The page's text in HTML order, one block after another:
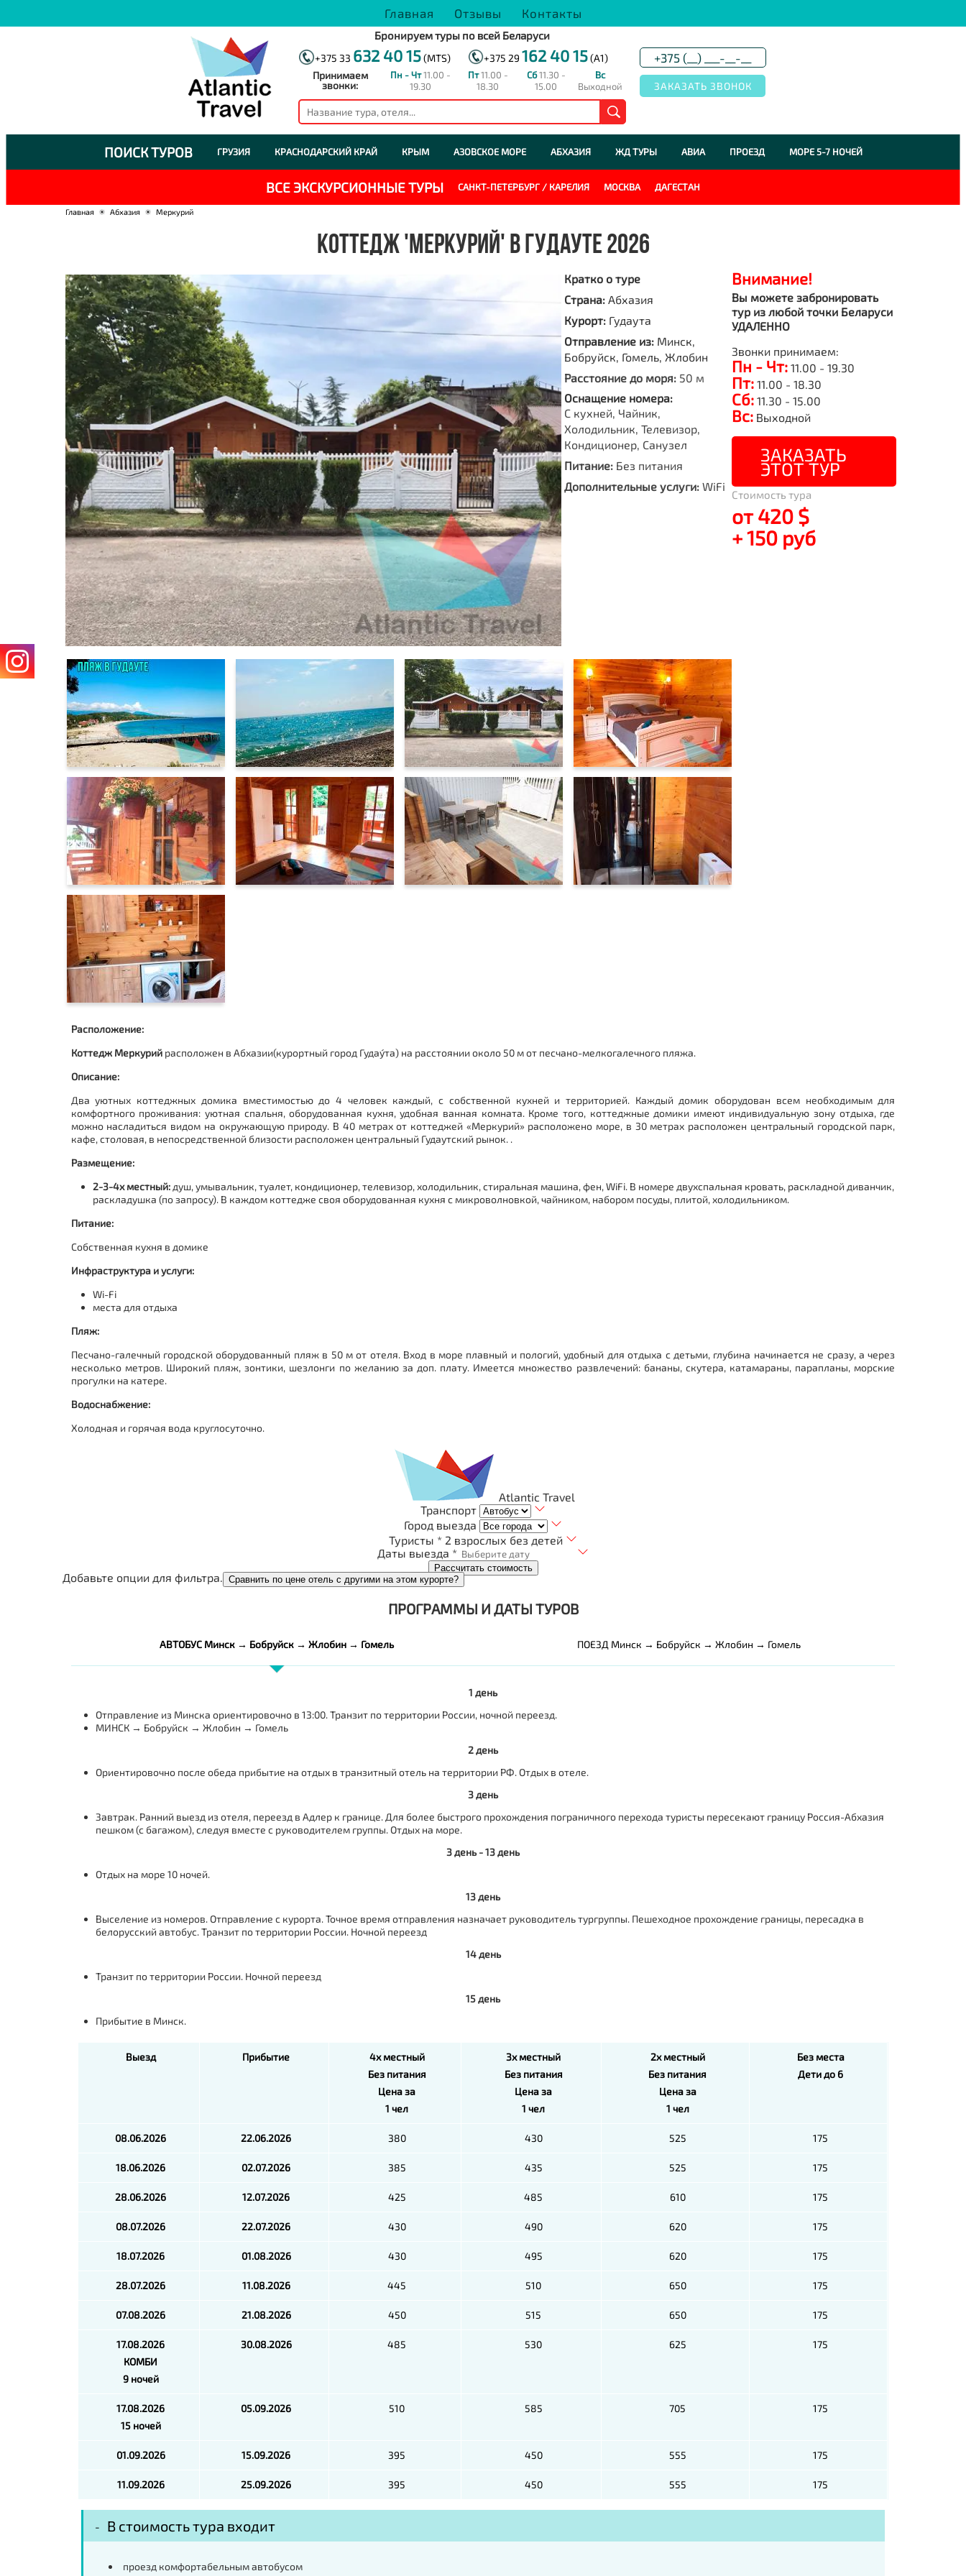
Главная Отзывы Контакты
Бронируем туры по всей Беларуси
+375 33 632 40 15(MTS) +375 29 162 40 15(A1)
Принимаем
звонки:
Пн - Чт11.00 -
19.30
Пт11.00 -
18.30
Сб11.30 -
15.00
Вс
Выходной
ПОИСК ТУРОВ ГРУЗИЯ КРАСНОДАРСКИЙ КРАЙ КРЫМ АЗОВСКОЕ МОРЕ АБХАЗИЯ ЖД ТУРЫ АВИА ПРОЕЗД МОРЕ 5-7 НОЧЕЙ
ВСЕ ЭКСКУРСИОННЫЕ ТУРЫ САНКТ-ПЕТЕРБУРГ / КАРЕЛИЯ МОСКВА ДАГЕСТАН
Главная ☀ Абхазия ☀ Меркурий
КОТТЕДЖ 'МЕРКУРИЙ' В ГУДАУТЕ 2026
Кратко о туре
Страна: Абхазия
Курорт: Гудаута
Отправление из: Минск,
Бобруйск, Гомель, Жлобин
Расстояние до моря:50 м
Оснащение номера:
С кухней, Чайник,
Холодильник, Телевизор,
Кондиционер, Санузел
Питание:Без питания
Дополнительные услуги:WiFi
Внимание!
Вы можете забронировать
тур из любой точки Беларуси
УДАЛЕННО
Звонки принимаем:
Пн - Чт:11.00 - 19.30
Пт:11.00 - 18.30
Сб:11.30 - 15.00
Вс:Выходной
ЗАКАЗАТЬ
ЭТОТ ТУР
Стоимость тура
от 420 $
+ 150 руб
Расположение:
Коттедж Меркурийрасположен в Абхазии(курортный город Гудау́та) на расстоянии около 50 м от песчано-мелкогалечного пляжа.
Описание:
Два уютных коттеджных домика вместимостью до 4 человек каждый, с собственной кухней и территорией. Каждый домик оборудован всем необходимым для
комфортного проживания: уютная спальня, оборудованная кухня, удобная ванная комната. Кроме того, коттеджные домики имеют индивидуальную зону отдыха, где
можно насладиться видом на окружающую природу. В 40 метрах от коттеджей «Меркурий» расположено море, в 30 метрах расположен центральный городской парк,
кафе, столовая, в непосредственной близости расположен центральный Гудаутский рынок. .
Размещение:
2-3-4х местный: душ, умывальник, туалет, кондиционер, телевизор, холодильник, стиральная машина, фен, WiFi. В номере двухспальная кровать, раскладной диванчик,
раскладушка (по запросу). В каждом коттедже своя оборудованная кухня с микроволновкой, чайником, набором посуды, плитой, холодильником.
Питание:
Собственная кухня в домике
Инфраструктура и услуги:
Wi-Fi
места для отдыха
Пляж:
Песчано-галечный городской оборудованный пляж в 50 м от отеля. Вход в море плавный и пологий, удобный для отдыха с детьми, глубина начинается не сразу, а через
несколько метров. Широкий пляж, зонтики, шезлонги по желанию за доп. плату. Имеется множество развлечений: бананы, скутера, катамараны, парапланы, морские
прогулки на катере.
Водоснабжение:
Холодная и горячая вода круглосуточно.
Atlantic Travel
Транспорт
Город выезда
Туристы * 2 взрослых без детей
Даты выезда *
Рассчитать стоимость
Добавьте опции для фильтра. Сравнить по цене отель с другими на этом курорте?
ПРОГРАММЫ И ДАТЫ ТУРОВ
АВТОБУС Минск → Бобруйск → Жлобин → Гомель ПОЕЗД Минск → Бобруйск → Жлобин → Гомель
1 день
Отправление из Минска ориентировочно в 13:00. Транзит по территории России, ночной переезд.
МИНСК → Бобруйск → Жлобин → Гомель
2 день
Ориентировочно после обеда прибытие на отдых в транзитный отель на территории РФ. Отдых в отеле.
3 день
Завтрак. Ранний выезд из отеля, переезд в Адлер к границе. Для более быстрого прохождения пограничного перехода туристы пересекают границу Россия-Абхазия
пешком (с багажом), следуя вместе с руководителем группы. Отдых на море.
3 день - 13 день
Отдых на море 10 ночей.
13 день
Выселение из номеров. Отправление с курорта. Точное время отправления назначает руководитель тургруппы. Пешеходное прохождение границы, пересадка в
белорусский автобус. Транзит по территории России. Ночной переезд
14 день
Транзит по территории России. Ночной переезд
15 день
Прибытие в Минск.
Выезд Прибытие
4х местный
Без питания
Цена за
1 чел
3х местный
Без питания
Цена за
1 чел
2х местный
Без питания
Цена за
1 чел
Без места
Дети до 6
08.06.2026 22.06.2026 380 430 525 175
18.06.2026 02.07.2026 385 435 525 175
28.06.2026 12.07.2026 425 485 610 175
08.07.2026 22.07.2026 430 490 620 175
18.07.2026 01.08.2026 430 495 620 175
28.07.2026 11.08.2026 445 510 650 175
07.08.2026 21.08.2026 450 515 650 175
17.08.2026
КОМБИ
9 ночей
30.08.2026 485 530 625 175
17.08.2026
15 ночей
05.09.2026 510 585 705 175
01.09.2026 15.09.2026 395 450 555 175
11.09.2026 25.09.2026 395 450 555 175
В стоимость тура входит
проезд комфортабельным автобусом